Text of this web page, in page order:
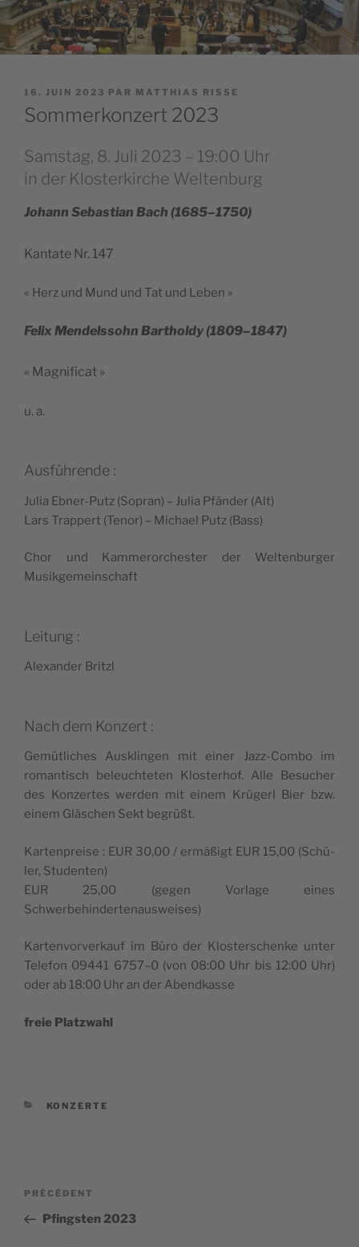
PUBLIÉ
LE
16. JUIN 2023 PAR MATTHIAS RISSE
Sommerkonzert 2023
Samstag, 8. Juli 2023 – 19:00 Uhr
in der Klosterkirche Weltenburg
Johann Sebas­tian Bach (1685–1750)
Kan­tate Nr. 147
« Herz und Mund und Tat und Leben »
Felix Men­dels­sohn Bar­thol­dy (1809–1847)
« Mag­ni­fi­cat »
u. a.
Ausführende :
Julia Ebner-Putz (Sopran) – Julia Pfän­der (Alt)
Lars Trap­pert (Tenor) – Michael Putz (Bass)
Chor und Kam­me­ror­ches­ter der Wel­ten­bur­ger
Musikgemeinschaft
Leitung :
Alexan­der Britzl
Nach dem Konzert :
Gemüt­liches Ausk­lin­gen mit einer Jazz-Com­bo im
roman­tisch beleuch­te­ten Klos­te­rhof. Alle Besu­cher
des Kon­zertes wer­den mit einem Krü­gerl Bier bzw.
einem Glä­schen Sekt begrüßt.
Kar­ten­preise : EUR 30,00 / ermäßigt EUR 15,00 (Schü­
ler, Studenten)
EUR 25,00 (gegen Vor­lage eines
Schwerbehindertenausweises)
Kar­ten­vor­ver­kauf im Büro der Klos­ter­schenke unter
Tele­fon 09441 6757–0 (von 08:00 Uhr bis 12:00 Uhr)
oder ab 18:00 Uhr an der Abendkasse
freie Platz­wahl
CATÉGORIES
KONZERTE
Navigation
l’article
Article
précédent
PRÉCÉDENT
Pfingsten 2023